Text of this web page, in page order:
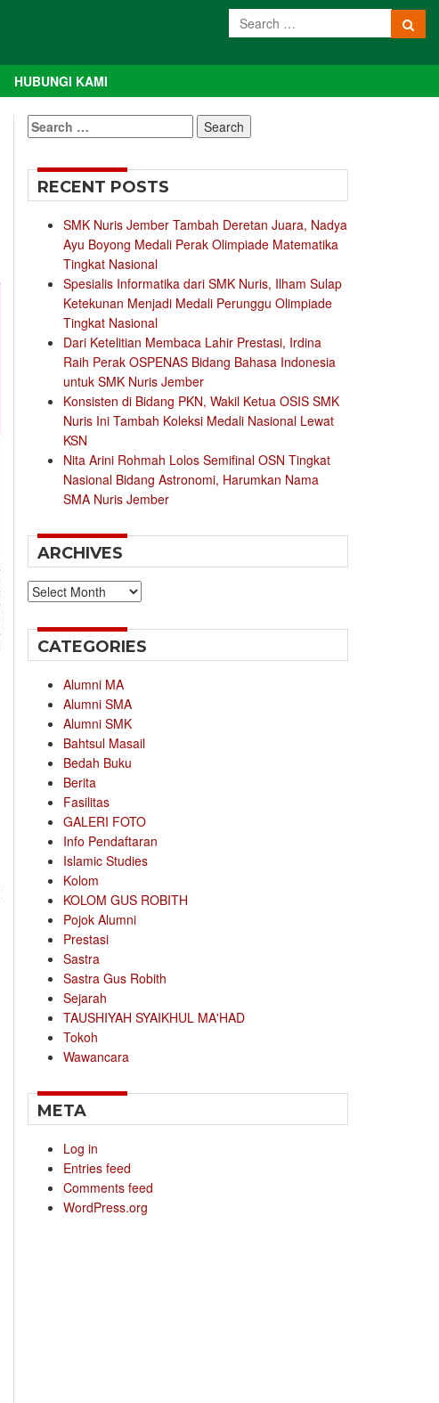
HUBUNGI KAMI
Search
for:
RECENT POSTS
SMK Nuris Jember Tambah Deretan Juara, Nadya
Ayu Boyong Medali Perak Olimpiade Matematika
Tingkat Nasional
Spesialis Informatika dari SMK Nuris, Ilham Sulap
Ketekunan Menjadi Medali Perunggu Olimpiade
Tingkat Nasional
Dari Ketelitian Membaca Lahir Prestasi, Irdina
Raih Perak OSPENAS Bidang Bahasa Indonesia
untuk SMK Nuris Jember
Konsisten di Bidang PKN, Wakil Ketua OSIS SMK
Nuris Ini Tambah Koleksi Medali Nasional Lewat
KSN
Nita Arini Rohmah Lolos Semifinal OSN Tingkat
Nasional Bidang Astronomi, Harumkan Nama
SMA Nuris Jember
ARCHIVES
Archives
CATEGORIES
Alumni MA
Alumni SMA
Alumni SMK
Bahtsul Masail
Bedah Buku
Berita
Fasilitas
GALERI FOTO
Info Pendaftaran
Islamic Studies
Kolom
KOLOM GUS ROBITH
Pojok Alumni
Prestasi
Sastra
Sastra Gus Robith
Sejarah
TAUSHIYAH SYAIKHUL MA'HAD
Tokoh
Wawancara
META
Log in
Entries feed
Comments feed
WordPress.org